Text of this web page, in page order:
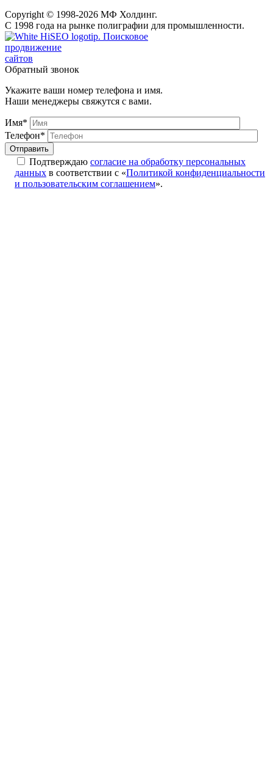
Copyright © 1998-2026 МФ Холдинг.
С 1998 года на рынке полиграфии для промышленности.
Поисковое
продвижение
сайтов
Обратный звонок
Укажите ваши номер телефона и имя.
Наши менеджеры свяжутся с вами.
Имя*
Телефон*
Подтверждаю согласие на обработку персональных
данных в соответствии с «Политикой конфиденциальности
и пользовательским соглашением».